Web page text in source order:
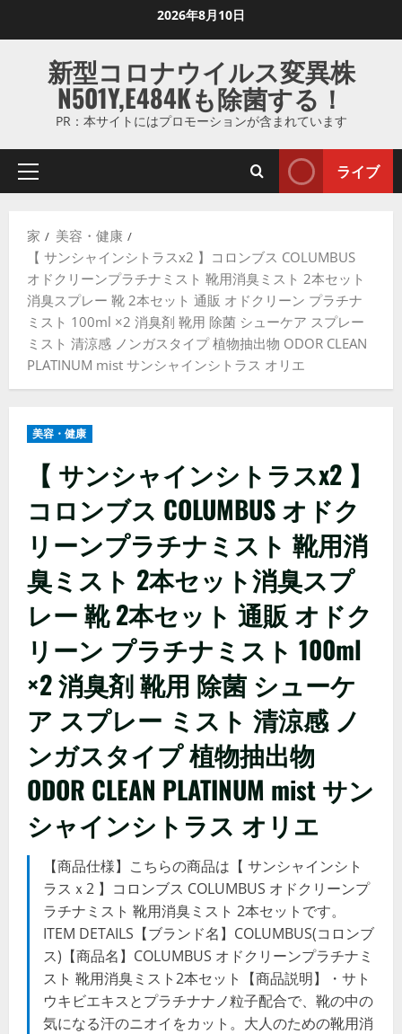
ス
ッ
2026年8月10日
新型コロナウイルス変異株
N501Y,E484Kも除菌する！
PR：本サイトにはプロモーションが含まれています
プ
マ
リ
メ
ニ
ュ
ー
ライブ
家
美容・健康
【 サンシャインシトラスx2 】コロンブス COLUMBUS
オドクリーンプラチナミスト 靴用消臭ミスト 2本セット
消臭スプレー 靴 2本セット 通販 オドクリーン プラチナ
ミスト 100ml ×2 消臭剤 靴用 除菌 シューケア スプレー
ミスト 清涼感 ノンガスタイプ 植物抽出物 ODOR CLEAN
PLATINUM mist サンシャインシトラス オリエ
美容・健康
【 サンシャインシトラスx2 】
コロンブス COLUMBUS オドク
リーンプラチナミスト 靴用消
臭ミスト 2本セット消臭スプ
レー 靴 2本セット 通販 オドク
リーン プラチナミスト 100ml
×2 消臭剤 靴用 除菌 シューケ
ア スプレー ミスト 清涼感 ノ
ンガスタイプ 植物抽出物
ODOR CLEAN PLATINUM mist サン
シャインシトラス オリエ
【商品仕様】こちらの商品は【 サンシャインシト
ラスｘ2 】コロンブス COLUMBUS オドクリーンプ
ラチナミスト 靴用消臭ミスト 2本セットです。
ITEM DETAILS【ブランド名】COLUMBUS(コロンブ
ス)【商品名】COLUMBUS オドクリーンプラチナミ
スト 靴用消臭ミスト2本セット【商品説明】・サト
ウキビエキスとプラチナナノ粒子配合で、靴の中の
気になる汗のニオイをカット。大人のための靴用消